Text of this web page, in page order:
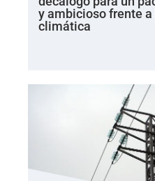
y ambicioso frente
climática